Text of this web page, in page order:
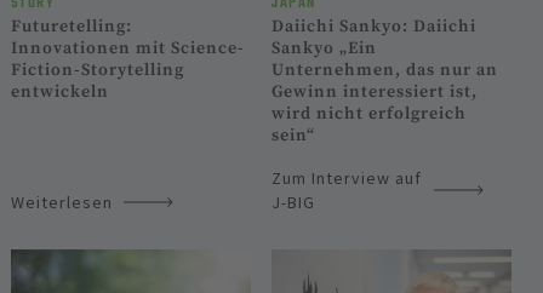
Futuretelling:
Innovationen mit Science-
Fiction-Storytelling
entwickeln
Weiterlesen
Daiichi Sankyo: Daiichi
Sankyo „Ein
Unternehmen, das nur an
Gewinn interessiert ist,
wird nicht erfolgreich
sein“
Zum Interview auf
J-BIG